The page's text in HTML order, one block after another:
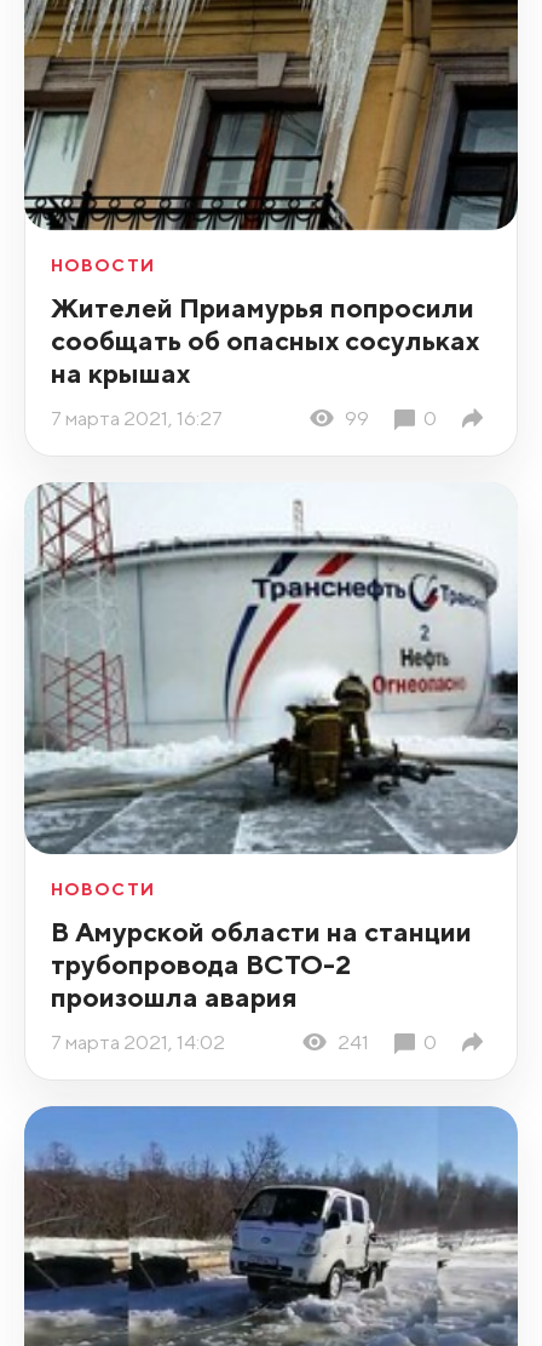
НОВОСТИ
Жителей Приамурья попросили
сообщать об опасных сосульках
на крышах
7 марта 2021, 16:27 99 0
НОВОСТИ
В Амурской области на станции
трубопровода ВСТО-2
произошла авария
7 марта 2021, 14:02 241 0